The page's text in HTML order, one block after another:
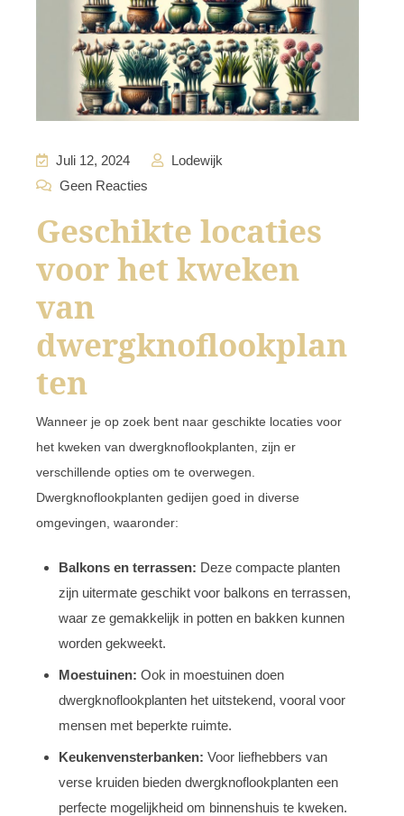
Juli 12, 2024
Lodewijk
Geen Reacties
Geschikte locaties
voor het kweken
van
dwergknoflookplan
ten
Wanneer je op zoek bent naar geschikte locaties voor
het kweken van dwergknoflookplanten, zijn er
verschillende opties om te overwegen.
Dwergknoflookplanten gedijen goed in diverse
omgevingen, waaronder:
Balkons en terrassen: Deze compacte planten
zijn uitermate geschikt voor balkons en terrassen,
waar ze gemakkelijk in potten en bakken kunnen
worden gekweekt.
Moestuinen: Ook in moestuinen doen
dwergknoflookplanten het uitstekend, vooral voor
mensen met beperkte ruimte.
Keukenvensterbanken: Voor liefhebbers van
verse kruiden bieden dwergknoflookplanten een
perfecte mogelijkheid om binnenshuis te kweken.